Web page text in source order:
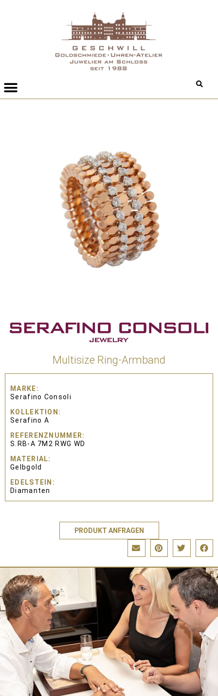
Multisize Ring-Armband
MARKE
Serafino Consoli
KOLLEKTION
Serafino A
REFERENZNUMMER
S.RB-A 7M2 RWG WD
MATERIAL
Gelbgold
EDELSTEIN
Diamanten
PRODUKT ANFRAGEN